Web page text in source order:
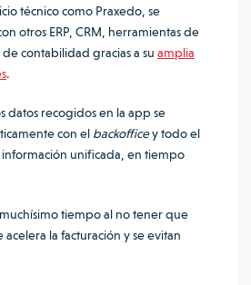
técnico como Praxedo, se
otros ERP, CRM, herramientas de
contabilidad gracias a su amplia
.
datos recogidos en la app se
con el backofficey todo el
unificada, en tiempo
tiempo al no tener que
acelera la facturación y se evitan